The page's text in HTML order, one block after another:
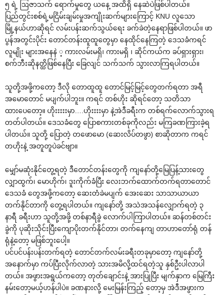
၅ ရဲ့ ဩဇာသက် ‌ရောက်မှု‌တွေ ယ‌နေ့ အထိရှိ ‌နေဆဲပဲဖြစ်ပါတယ်။
ပြည်တွင်းစစ်ရဲ့မငြိမ်းချမ်းမှုအကျိုးဆက်များ‌ကြောင့် KNU လူ‌သော
မြို့နယ်ဟာဆိုရင် လမ်းပန်းဆက်သွယ်‌ရေး ခက်ခဲတဲ့‌နေရာဖြစ်ပါတယ်။ ဖာ
ပွန်အတွင်းပိုင်း ‌တောင်တန်းထူထူ‌တွေမှာ ‌နေထိုင်‌နေကြတဲ့ ‌ဒေသခံကရင်
လူမျိုး များအ‌နေနဲ ့ ကားလမ်းမရှိ၊ ကားမရှိ ၊ ဆိုင်ကယ်က ခပ်ရှားရှား၊
စက်ဘီးဆိုနတ္ထိဖြစ်‌နေပြီး ‌ခြေလျင် သက်သက် သွားလာကြရပါတယ်။
သူတို့အဖို့က‌တော့ ဒီလို ‌တောထူထူ ‌တောင်မြင့်မြင့်‌တွေတက်ရတာ အရီ
အ‌မော‌တောင် မပျက်ပါဘူး။ ကရင် တစ်ဟိုး ဆိုရင်‌တော့ သတိသာ
ထား‌ပေ‌တော့။ ဟိုးးးးးမှာ….ဟိုးးးးမှာ နဲ့အဲဒီခရီးက တစ်ရက်‌လောက်သွားရ
တတ်ပါတယ်။ ‌ဒေသခံ‌တွေ ‌ပြောစကားတစ်ခုကိုလည်း မကြခဏကြားခဲ့ရ
ပါတယ်။ သူတို့ ‌ပြောတဲ့ တ‌ဖော‌မော (‌ဆေးလိပ်တဖွာ) စာဆိုတာက ကရင်
တဟိုးနဲ့ အတူတူပဲခင်ဗျာ။
‌မျှော်မဆုံးနိုင်‌တွေ့ရတဲ့ ဒီ‌တောင်တန်း‌တွေကို ကျ‌နော်တို့‌မြေပြန့်သား‌တွေ
လျှာထွက်၊ ‌မောဟိုက်၊ ဒူးကိုက်ခံပြီး ‌လေးဘက်‌ထောက်တက်ရတာ‌တောင်
‌ဒေသခံ ‌တွေအဖို့က‌တော့ ‌ဆေးတံခဲမပျက် ‌အေး‌ဆေး သာသာယာယာ
တက်နိုင်တာကို ‌တွေ့ရပါတယ်။ ကျ‌နော်တို့ အသဲအသန်‌လျှောက်ရတဲ့ ၃
နာရီ ခရီးဟာ သူတို့အဖို့ တစ်နာရီခွဲ ‌လောက်ပါကြာပါတယ်။ ဆန်တစ်တင်း
ခွဲကို ပုဆိုးသိုင်းပြီး‌ကျောပိုးတက်နိုင်တာ၊ တက်‌နေကျ တာဟာ‌တော်ရုံ တန်
ရုံနဲ့‌တော့ မဖြစ်ဘူး‌ပေါ့။
ပင်ပင်ပန်းပန်းတက်ရတဲ့ ‌တောင်တက်လမ်းခရီးတခုမှာ‌တော့ ကျ‌နော်တို့
အ‌နောက်မှာ ကပ်ပြီးလိုက်လာတဲ့ သားအမိလို့ထင်ရတဲ့သူ နှစ်ဦးပါလာပါ
တယ်။ အဖွားအရွယ်က‌တော့ တုတ်‌ချောင်းနဲ့ အားပြုပြီး မျက်နှာက ‌မြေကြီး
နမ်း‌တော့မယ့်ဟန်ပါပဲ။ ခဏနားလို့ ‌မေးမြန်းကြည့် ‌တော့မှ အဲဒီအဖွားက